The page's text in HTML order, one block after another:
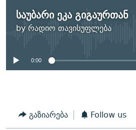
საუბარი ეკა გიგაურთან
byრადიო თავისუფლება
No media source
0:00
გაზიარება Follow us